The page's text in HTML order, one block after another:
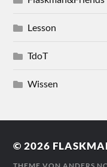
Lesson
TdoT
Wissen
© 2026